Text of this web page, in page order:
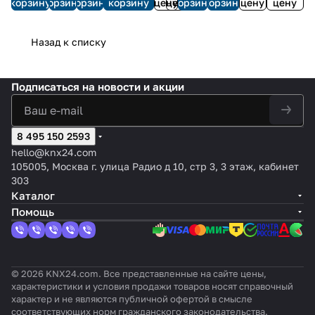
ор KNX
ийный,
ный
корзину
кана
20А
e
корзину
кана
20А
e
корзинуKNX eTR
черный
корзину ценуцену
лючат
ый
корзину
ионал
канал
.
корзинуцену
цену
Назад к списку
Подписаться на новости и акции
8 495 150 2593
hello@knx24.com
105005, Москва г. улица Радио д 10, стр 3, 3 этаж, кабинет
303
Каталог
Помощь
© 2026 KNX24.com. Все представленные на сайте цены,
характеристики и условия продажи товаров носят справочный
характер и не являются публичной офертой в смысле
соответствующих норм гражданского законодательства.